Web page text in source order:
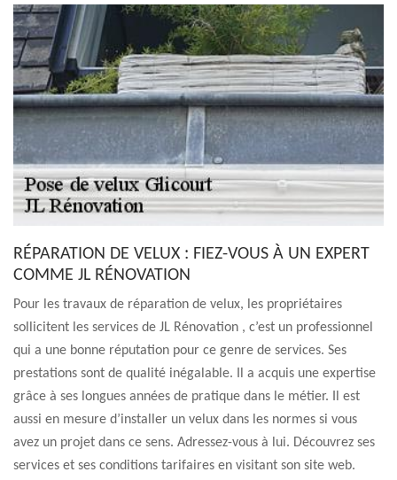
RÉPARATION DE VELUX : FIEZ-VOUS À UN EXPERT
COMME JL RÉNOVATION
Pour les travaux de réparation de velux, les propriétaires
sollicitent les services de JL Rénovation , c’est un professionnel
qui a une bonne réputation pour ce genre de services. Ses
prestations sont de qualité inégalable. Il a acquis une expertise
grâce à ses longues années de pratique dans le métier. Il est
aussi en mesure d’installer un velux dans les normes si vous
avez un projet dans ce sens. Adressez-vous à lui. Découvrez ses
services et ses conditions tarifaires en visitant son site web.